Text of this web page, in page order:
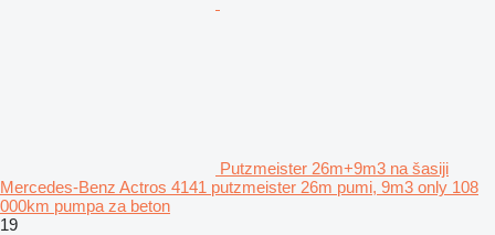
Putzmeister 26m+9m3 na šasiji
Mercedes-Benz Actros 4141 putzmeister 26m pumi, 9m3 only 108
000km pumpa za beton
19